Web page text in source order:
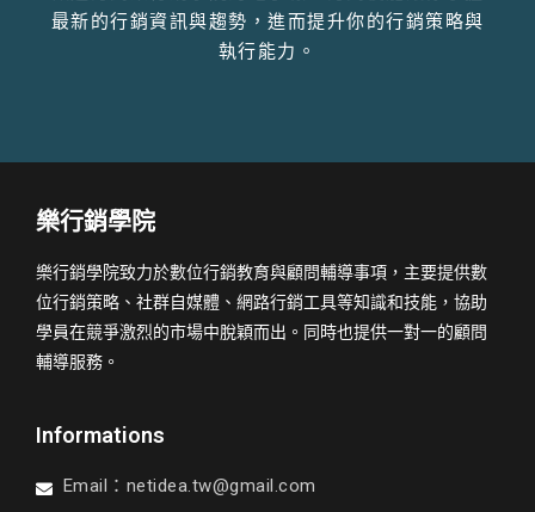
最新的行銷資訊與趨勢，進而提升你的行銷策略與
執行能力。
樂行銷學院
樂行銷學院致力於數位行銷教育與顧問輔導事項，主要提供數
位行銷策略、社群自媒體、網路行銷工具等知識和技能，協助
學員在競爭激烈的市場中脫穎而出。同時也提供一對一的顧問
輔導服務。
Informations
Email： netidea.tw@gmail.com